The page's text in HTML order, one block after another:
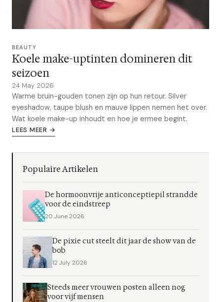
BEAUTY
Koele make-uptinten domineren dit
seizoen
24 May 2026
Warme bruin-gouden tonen zijn op hun retour. Silver
eyeshadow, taupe blush en mauve lippen nemen het over.
Wat koele make-up inhoudt en hoe je ermee begint.
LEES MEER →
Populaire Artikelen
De hormoonvrije anticonceptiepil strandde
voor de eindstreep
20 June 2026
De pixie cut steelt dit jaar de show van de
bob
12 July 2026
Steeds meer vrouwen posten alleen nog
voor vijf mensen